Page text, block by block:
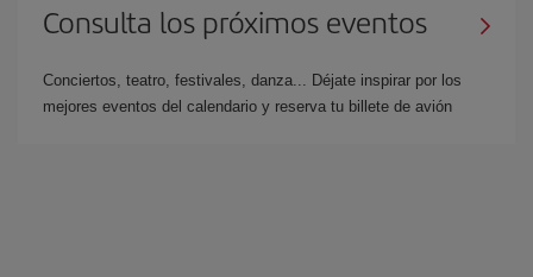
Consulta los próximos eventos
Conciertos, teatro, festivales, danza... Déjate inspirar por los
mejores eventos del calendario y reserva tu billete de avión